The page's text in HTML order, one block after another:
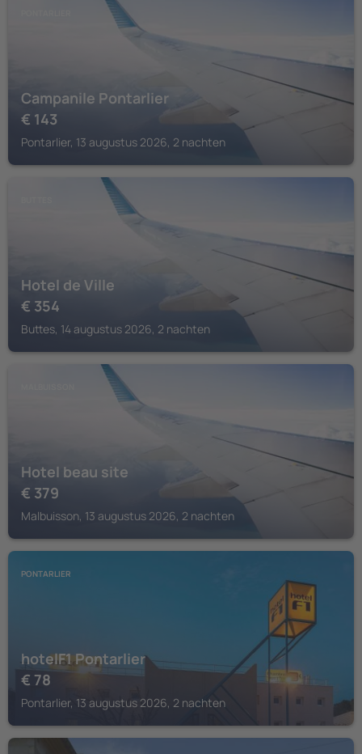
Campanile Pontarlier
€ 143
Pontarlier, 13 augustus 2026, 2 nachten
Hotel de Ville
€ 354
Buttes, 14 augustus 2026, 2 nachten
Hotel beau site
€ 379
Malbuisson, 13 augustus 2026, 2 nachten
PONTARLIER
hotelF1 Pontarlier
€ 78
Pontarlier, 13 augustus 2026, 2 nachten